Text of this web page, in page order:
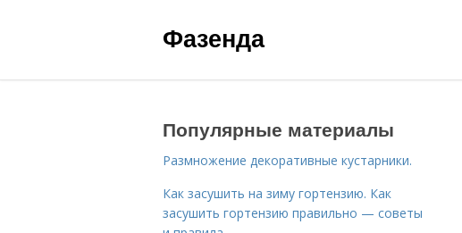
Фазенда
Популярные материалы
Размножение декоративные кустарники.
Как засушить на зиму гортензию. Как
засушить гортензию правильно — советы